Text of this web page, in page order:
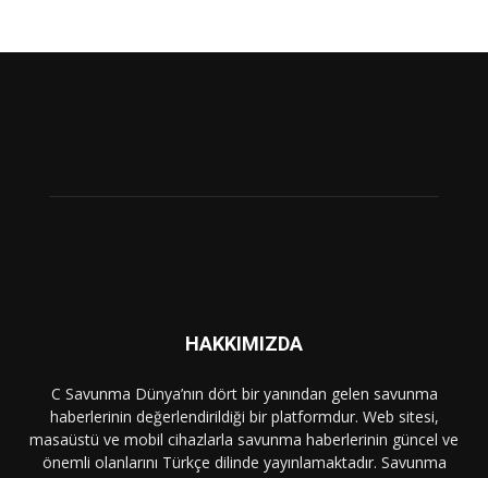
HAKKIMIZDA
C Savunma Dünya’nın dört bir yanından gelen savunma
haberlerinin değerlendirildiği bir platformdur. Web sitesi,
masaüstü ve mobil cihazlarla savunma haberlerinin güncel ve
önemli olanlarını Türkçe dilinde yayınlamaktadır. Savunma